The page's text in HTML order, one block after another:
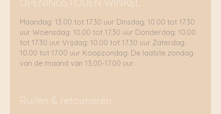
OPENINGSTIJDEN WINKEL
Maandag: 13.00 tot 17.30 uur Dinsdag: 10.00 tot 17.30
uur Woensdag: 10.00 tot 17.30 uur Donderdag: 10.00
tot 17.30 uur Vrijdag: 10.00 tot 17.30 uur Zaterdag:
10.00 tot 17.00 uur Koopzondag: De laatste zondag
van de maand van 13.00-17.00 uur
Ruilen & retouneren